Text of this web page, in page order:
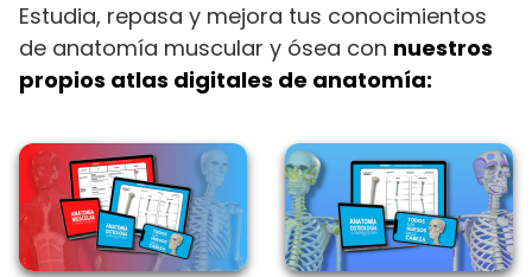
Estudia, repasa y mejora tus conocimientos
de anatomía muscular y ósea con nuestros
propios atlas digitales de anatomía: